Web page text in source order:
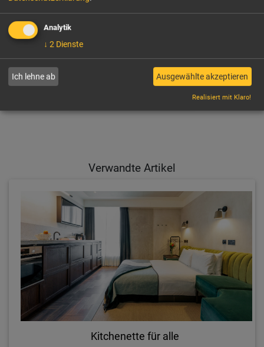
FACEBOOK
Verwandte Artikel
Kitchenette für alle
Analytik
↓ 2 Dienste
Ich lehne ab Ausgewählte akzeptieren
Realisiert mit Klaro!